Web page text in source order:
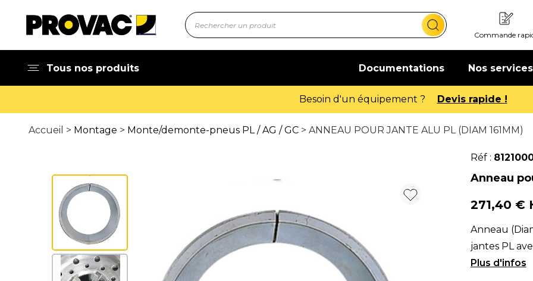
Commande
Tous nos produits Documentations Nos services
Offre de bienvenue : 20€
Accueil > Montage > Monte/demonte-pneus PL / AG / GC > ANNEAU POUR JANTE ALU PL (DIAM 161MM)
Réf :
Anneau
271,40 €
Anneau
jantes PL
mors du